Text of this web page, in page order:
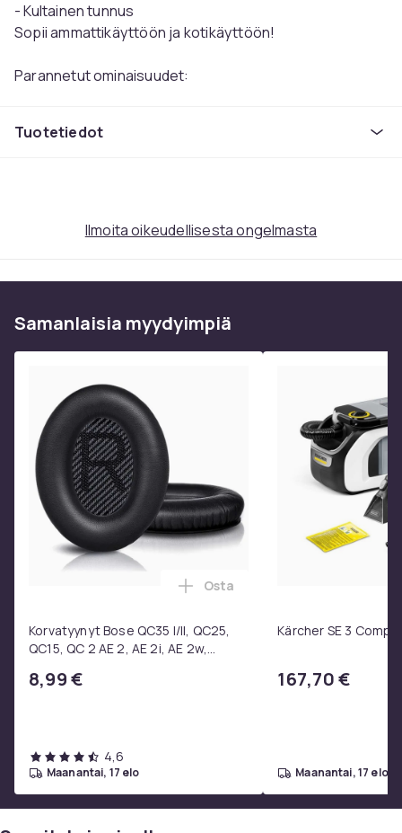
- Kultainen tunnus
Sopii ammattikäyttöön ja kotikäyttöön!
Parannetut ominaisuudet:
ravintolassa.
Mitat: 24 x 1 x 1 cm
Materiaali: Kova muovi
Väri: Kulta, musta
Määrä: 20 kpl (10 paria)
Luokat: syömäpuikot, aasialainen, ruoka, helppo, hashi,
muovi, koti, ravintola, yksinkertainen, väri, kulta, musta
Väri
Svart
Paino, gramma
Tuoteturvallisuustiedot
Tuotetiedot
Ilmoita oikeudellisesta ongelmasta
Samanlaisia ​​myydyimpiä
Korvatyynyt Bose QC35 I/II, QC25,
QC15, QC 2 AE 2, AE 2i, AE 2w,
8,99 €
Lisää Korvatyynyt Bose QC35
Osta
4,6
maanantai, 17 elo
Kärcher SE 3
167,70 €
maanantai, 17 elo